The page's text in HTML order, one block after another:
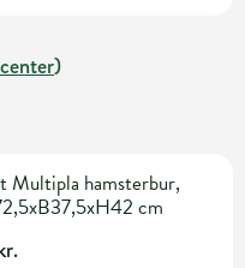
)
Multipla hamsterbur,
cm